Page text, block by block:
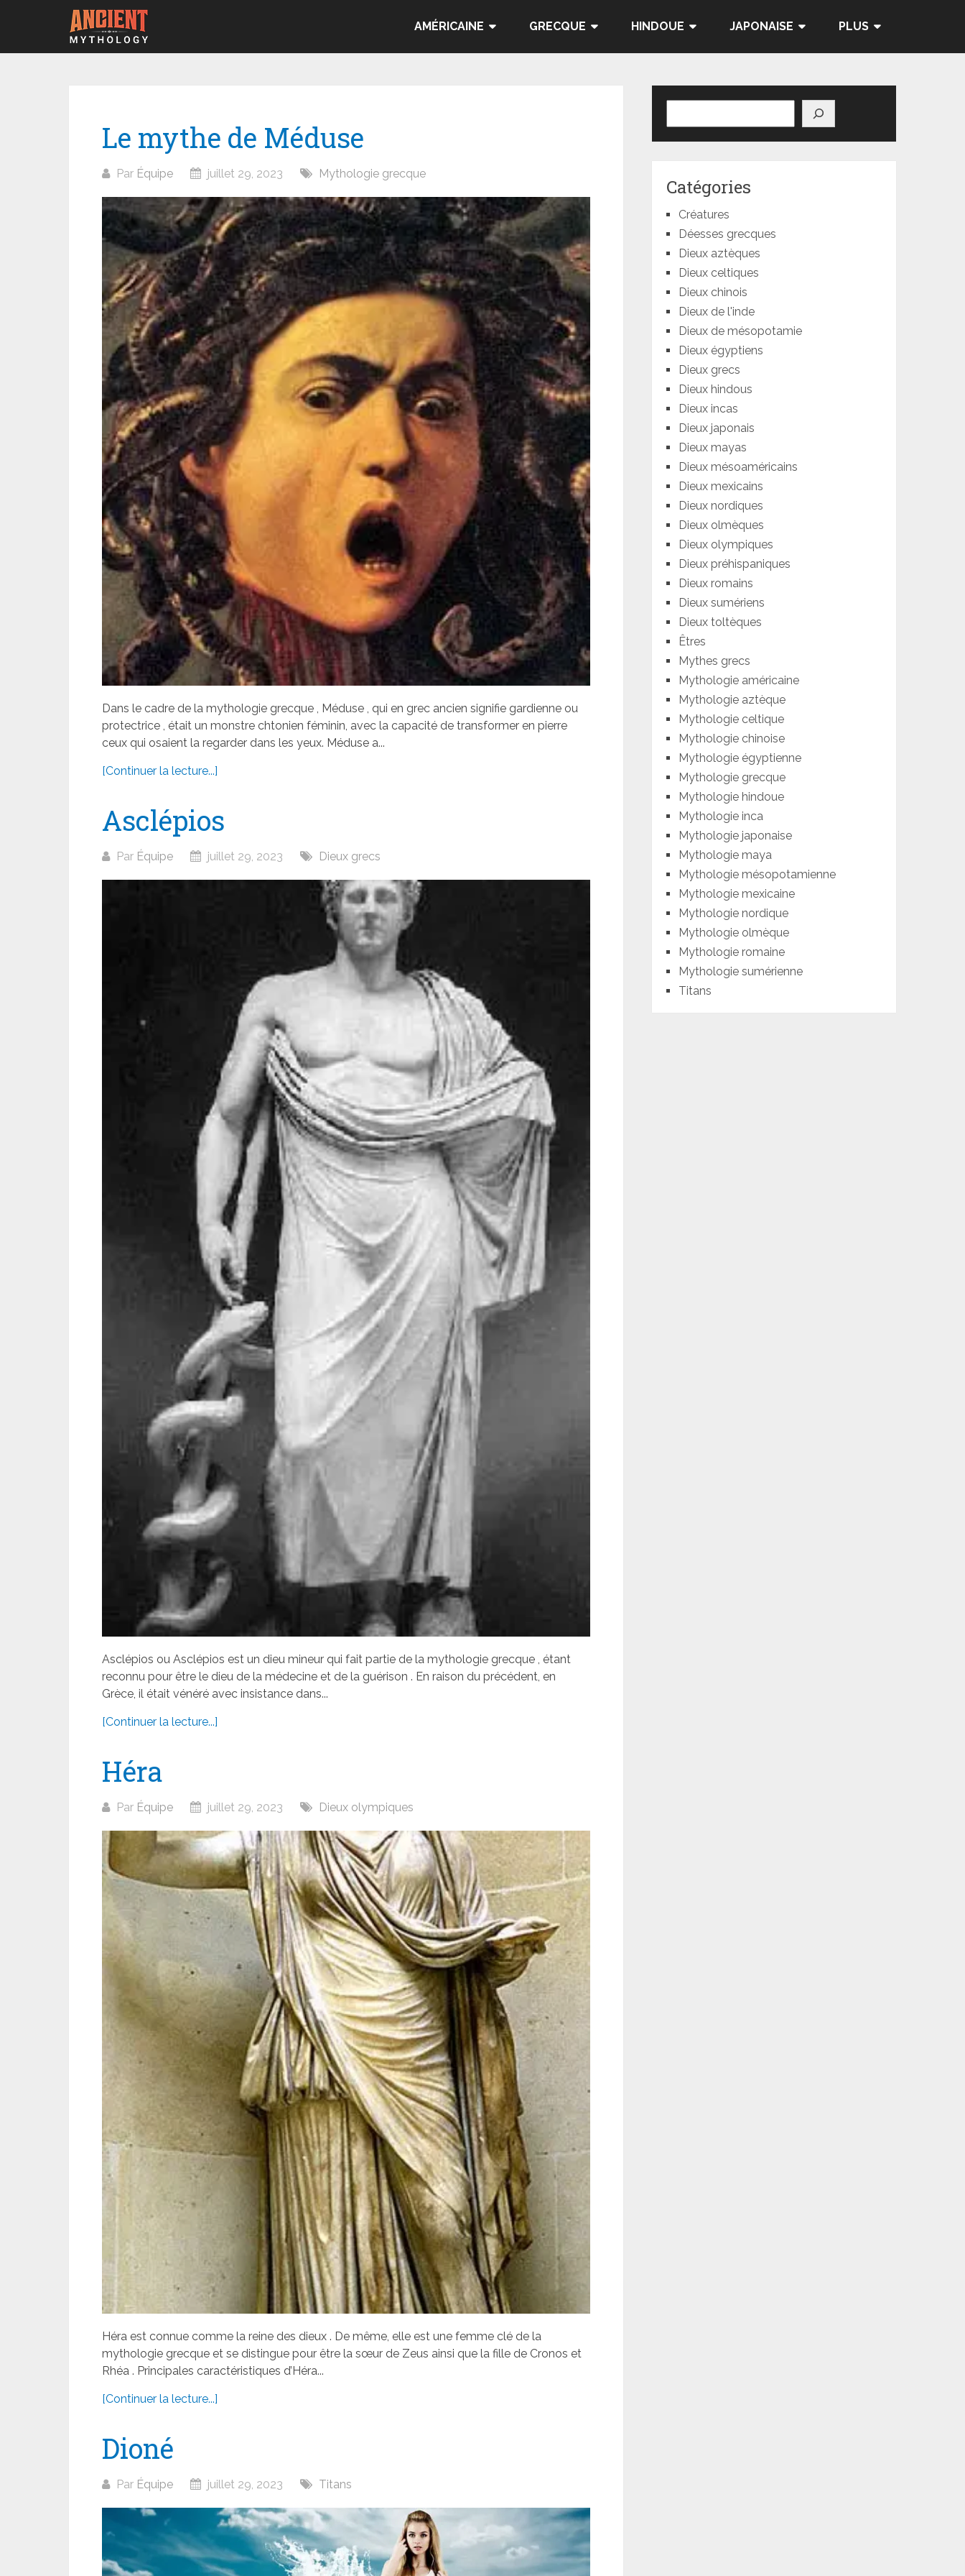
AMÉRICAINE GRECQUE HINDOUE JAPONAISE PLUS
Le mythe de Méduse
Par Équipe juillet 29, 2023 Mythologie grecque
Dans le cadre de la mythologie grecque , Méduse , qui en grec ancien signifie gardienne ou
protectrice , était un monstre chtonien féminin, avec la capacité de transformer en pierre
ceux qui osaient la regarder dans les yeux. Méduse a...
[Continuer la lecture...]
Asclépios
Par Équipe juillet 29, 2023 Dieux grecs
Asclépios ou Asclépios est un dieu mineur qui fait partie de la mythologie grecque , étant
reconnu pour être le dieu de la médecine et de la guérison . En raison du précédent, en
Grèce, il était vénéré avec insistance dans...
[Continuer la lecture...]
Héra
Par Équipe juillet 29, 2023 Dieux olympiques
Héra est connue comme la reine des dieux . De même, elle est une femme clé de la
mythologie grecque et se distingue pour être la sœur de Zeus ainsi que la fille de Cronos et
Rhéa . Principales caractéristiques d’Héra...
[Continuer la lecture...]
Dioné
Par Équipe juillet 29, 2023 Titans
Catégories
Créatures
Déesses grecques
Dieux aztèques
Dieux celtiques
Dieux chinois
Dieux de l'inde
Dieux de mésopotamie
Dieux égyptiens
Dieux grecs
Dieux hindous
Dieux incas
Dieux japonais
Dieux mayas
Dieux mésoaméricains
Dieux mexicains
Dieux nordiques
Dieux olmèques
Dieux olympiques
Dieux préhispaniques
Dieux romains
Dieux sumériens
Dieux toltèques
Êtres
Mythes grecs
Mythologie américaine
Mythologie aztèque
Mythologie celtique
Mythologie chinoise
Mythologie égyptienne
Mythologie grecque
Mythologie hindoue
Mythologie inca
Mythologie japonaise
Mythologie maya
Mythologie mésopotamienne
Mythologie mexicaine
Mythologie nordique
Mythologie olmèque
Mythologie romaine
Mythologie sumérienne
Titans